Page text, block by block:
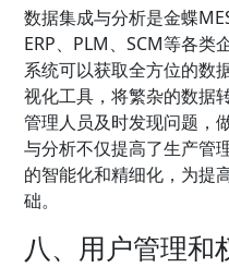
数据集成与分析是金蝶
ERP、PLM、SCM等各类
系统可以获取全方位的数
视化工具，将繁杂的数据
管理人员及时发现问题，
与分析不仅提高了生产管
的智能化和精细化，为提
础。
八、用户管理和